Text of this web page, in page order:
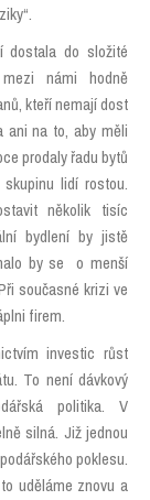
dostala do složité
námi hodně
kteří nemají dost
ani na to, aby měli
prodaly řadu bytů
lidí rostou.
několik tisíc
bydlení by jistě
by se o menší
současné krizi ve
firem.
investic růst
To není dávkový
politika. V
silná. Již jednou
poklesu.
uděláme znovu a